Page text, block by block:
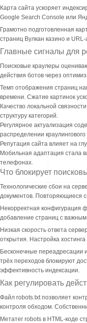
Карта сайта ускоряет
Google Search Console или
Грамотно подготовленная
страниц Вулкан казино и
Главные сигналы для
Поисковые краулеры
действия ботов через
Темп отображения страниц
времени. Сжатие картинок
Качество локальной
структуру категорий.
Регулярное актуализация
распределении
Репутация сайта влияет на
Мобильная адаптация стала
телефонах.
Что блокирует
Технологические сбои на
документов. Повторяющиеся
Некорректная конфигурация
добавление страниц с
Низкая скорость ответа
открытия. Настройка
Бесконечные переадресации
трёх переходов блокируют
эффективность индексации.
Как регулировать
Файл robots.txt позволяет
контроля обходом.
Метатег robots в HTML-коде